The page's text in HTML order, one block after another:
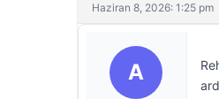
Haziran 8, 2026: 1:25 pm
A